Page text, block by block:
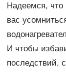
Надеемся, что
вас
И чтобы
последствий,